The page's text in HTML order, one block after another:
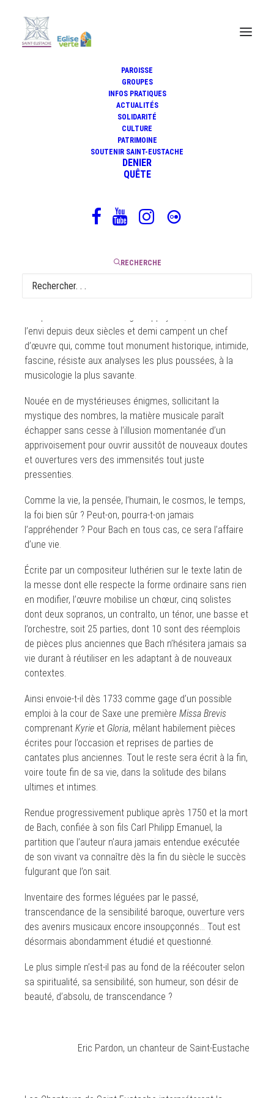
PAROISSE
GROUPES
INFOS PRATIQUES
ACTUALITÉS
SOLIDARITÉ
CULTURE
PATRIMOINE
SOUTENIR SAINT-EUSTACHE
DENIER
QUÊTE
RECHERCHE
La Messe en si mineur, le
testament spirituel de Bach
24 avril 2025
Messe in C Moll, quelle affaire ! « monument spirituel », «
l’envi depuis deux siècles et demi campent un chef
d’œuvre qui, comme tout monument historique, intimide,
fascine, résiste aux analyses les plus poussées, à la
musicologie la plus savante.
Nouée en de mystérieuses énigmes, sollicitant la
mystique des nombres, la matière musicale paraît
échapper sans cesse à l’illusion momentanée d’un
apprivoisement pour ouvrir aussitôt de nouveaux doutes
et ouvertures vers des immensités tout juste
pressenties.
Comme la vie, la pensée, l’humain, le cosmos, le temps,
la foi bien sûr ? Peut-on, pourra-t-on jamais
l’appréhender ? Pour Bach en tous cas, ce sera l’affaire
d’une vie.
Écrite par un compositeur luthérien sur le texte latin de
la messe dont elle respecte la forme ordinaire sans rien
en modifier, l’œuvre mobilise un chœur, cinq solistes
dont deux sopranos, un contralto, un ténor, une basse et
l’orchestre, soit 25 parties, dont 10 sont des réemplois
de pièces plus anciennes que Bach n’hésitera jamais sa
vie durant à réutiliser en les adaptant à de nouveaux
contextes.
Ainsi envoie-t-il dès 1733 comme gage d’un possible
emploi à la cour de Saxe une première Missa Brevis
comprenant Kyrie et Gloria, mêlant habilement pièces
écrites pour l’occasion et reprises de parties de
cantates plus anciennes. Tout le reste sera écrit à la fin,
voire toute fin de sa vie, dans la solitude des bilans
ultimes et intimes.
Rendue progressivement publique après 1750 et la mort
de Bach, confiée à son fils Carl Philipp Emanuel, la
partition que l’auteur n’aura jamais entendue exécutée
de son vivant va connaître dès la fin du siècle le succès
fulgurant que l’on sait.
Inventaire des formes léguées par le passé,
transcendance de la sensibilité baroque, ouverture vers
des avenirs musicaux encore insoupçonnés… Tout est
désormais abondamment étudié et questionné.
Le plus simple n’est-il pas au fond de la réécouter selon
sa spiritualité, sa sensibilité, son humeur, son désir de
beauté, d’absolu, de transcendance ?
Eric Pardon, un chanteur de Saint-Eustache